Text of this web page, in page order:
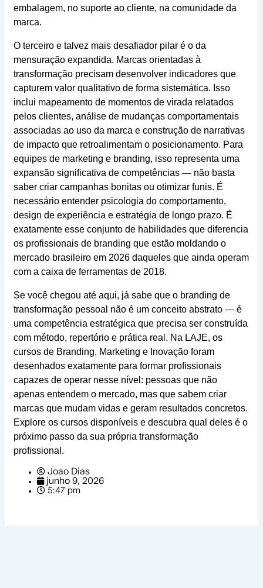
embalagem, no suporte ao cliente, na comunidade da
marca.
O terceiro e talvez mais desafiador pilar é o da
mensuração expandida. Marcas orientadas à
transformação precisam desenvolver indicadores que
capturem valor qualitativo de forma sistemática. Isso
inclui mapeamento de momentos de virada relatados
pelos clientes, análise de mudanças comportamentais
associadas ao uso da marca e construção de narrativas
de impacto que retroalimentam o posicionamento. Para
equipes de marketing e branding, isso representa uma
expansão significativa de competências — não basta
saber criar campanhas bonitas ou otimizar funis. É
necessário entender psicologia do comportamento,
design de experiência e estratégia de longo prazo. É
exatamente esse conjunto de habilidades que diferencia
os profissionais de branding que estão moldando o
mercado brasileiro em 2026 daqueles que ainda operam
com a caixa de ferramentas de 2018.
Se você chegou até aqui, já sabe que o branding de
transformação pessoal não é um conceito abstrato — é
uma competência estratégica que precisa ser construída
com método, repertório e prática real. Na LAJE, os
cursos de Branding, Marketing e Inovação foram
desenhados exatamente para formar profissionais
capazes de operar nesse nível: pessoas que não
apenas entendem o mercado, mas que sabem criar
marcas que mudam vidas e geram resultados concretos.
Explore os cursos disponíveis e descubra qual deles é o
próximo passo da sua própria transformação
profissional.
Joao Dias
junho 9, 2026
5:47 pm